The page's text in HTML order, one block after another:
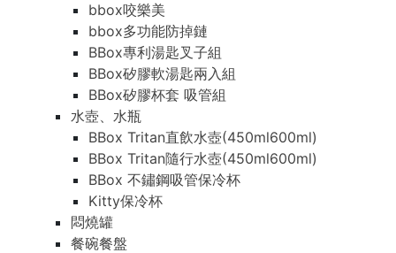
bbox咬樂美
bbox多功能防掉鏈
BBox專利湯匙叉子組
BBox矽膠軟湯匙兩入組
BBox矽膠杯套 吸管組
水壺、水瓶
BBox Tritan直飲水壺(450ml600ml)
BBox Tritan隨行水壺(450ml600ml)
BBox 不鏽鋼吸管保冷杯
Kitty保冷杯
悶燒罐
餐碗餐盤